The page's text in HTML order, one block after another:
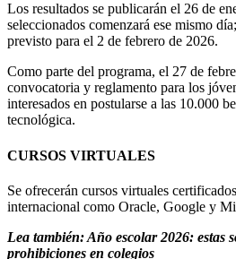
Los resultados se publicarán el 26 de
seleccionados comenzará ese mismo
previsto para el 2 de febrero de 2026.
Como parte del programa, el 27 de
convocatoria y reglamento para los
interesados en postularse a las 10.000
tecnológica.
CURSOS VIRTUALES
Se ofrecerán cursos virtuales
internacional como Oracle, Google y
Lea también: Año escolar 2026: estas
prohibiciones en colegios